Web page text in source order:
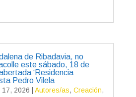
de Ribadavia, no
este sábado, 18 de
‘Residencia
Pedro Vilela
17, 2026 Autores/as, Creación,